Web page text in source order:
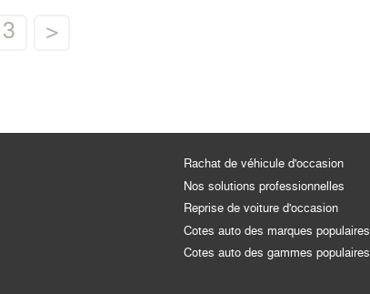
3 >
Rachat de véhicule d'occasion
Nos solutions professionnelles
Reprise de voiture d'occasion
Cotes auto des marques populaires
Cotes auto des gammes populaires